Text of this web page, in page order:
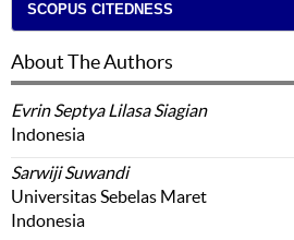
SCOPUS CITEDNESS
About The Authors
Evrin Septya Lilasa Siagian
Indonesia
Sarwiji Suwandi
Universitas Sebelas Maret
Indonesia